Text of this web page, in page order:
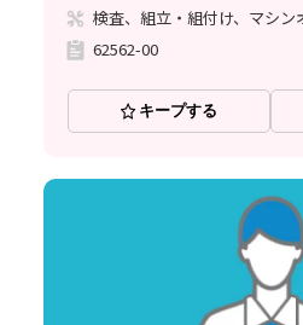
検査、組立・組付け、マシン
62562-00
キープする